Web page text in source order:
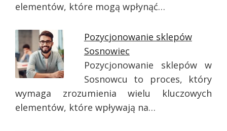
elementów, które mogą wpłynąć…
Pozycjonowanie sklepów
Sosnowiec
Pozycjonowanie sklepów w
Sosnowcu to proces, który
wymaga zrozumienia wielu kluczowych
elementów, które wpływają na…